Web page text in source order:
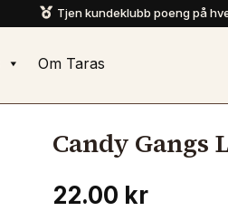
 Tjen kundeklubb poeng på
Om Taras
Candy Gangs
22.00 kr